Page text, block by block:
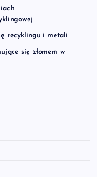
recyklingu i metali
się złomem w